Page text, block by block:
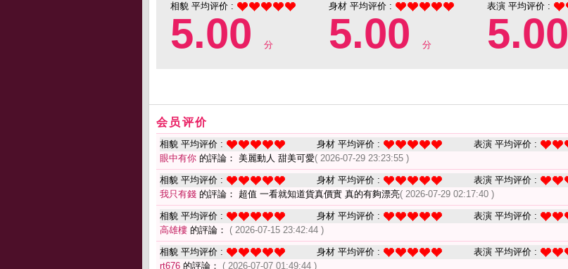
相貌 平均评价 :
5.00 分
身材 平均评价 :
5.00 分
表演 平均评价 :
5.00
会员评价
相貌 平均评价 : 身材 平均评价 : 表演 平均评价 :
眼中有你 的評論： 美麗動人 甜美可愛( 2026-07-29 23:23:55 )
相貌 平均评价 : 身材 平均评价 : 表演 平均评价 :
我只有錢 的評論： 超值 一看就知道貨真價實 真的有夠漂亮( 2026-07-29 02:17:40 )
相貌 平均评价 : 身材 平均评价 : 表演 平均评价 :
高雄樓 的評論： ( 2026-07-15 23:42:44 )
相貌 平均评价 : 身材 平均评价 : 表演 平均评价 :
rt676 的評論： ( 2026-07-07 01:49:44 )